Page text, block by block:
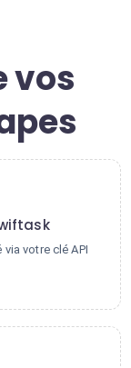
vos
votre clé API